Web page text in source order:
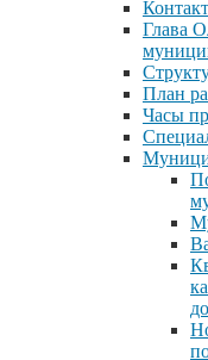
Глава
План
Часы